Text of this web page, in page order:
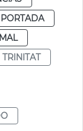
TRINITAT